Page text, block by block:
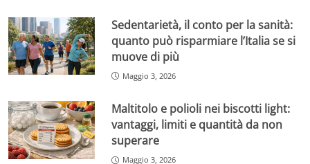
Sedentarietà, il conto per la sanità:
quanto può risparmiare l’Italia se si
muove di più
Maggio 3, 2026
Maltitolo e polioli nei biscotti light:
vantaggi, limiti e quantità da non
superare
Maggio 3, 2026